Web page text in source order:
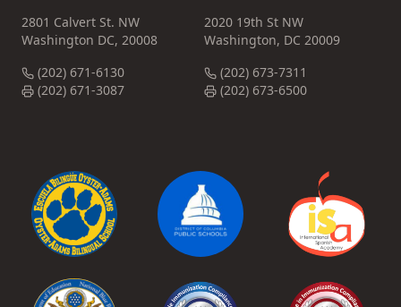
2801 Calvert St. NW
Washington DC, 20008
(202) 671-6130
(202) 671-3087
2020 19th St NW
Washington, DC 20009
(202) 673-7311
(202) 673-6500